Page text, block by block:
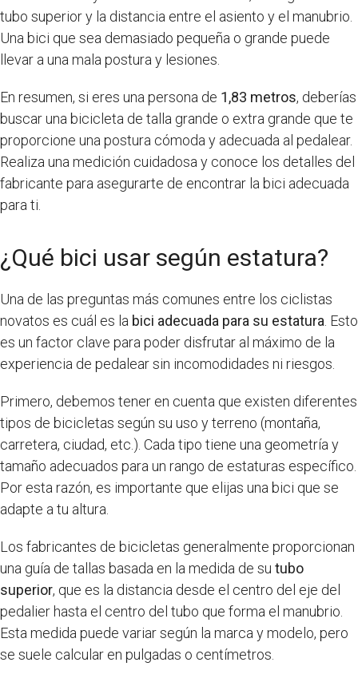
tubo superior y la distancia entre el asiento y el manubrio.
Una bici que sea demasiado pequeña o grande puede
llevar a una mala postura y lesiones.
En resumen, si eres una persona de 1,83 metros, deberías
buscar una bicicleta de talla grande o extra grande que te
proporcione una postura cómoda y adecuada al pedalear.
Realiza una medición cuidadosa y conoce los detalles del
fabricante para asegurarte de encontrar la bici adecuada
para ti.
¿Qué bici usar según estatura?
Una de las preguntas más comunes entre los ciclistas
novatos es cuál es la bici adecuada para su estatura . Esto
es un factor clave para poder disfrutar al máximo de la
experiencia de pedalear sin incomodidades ni riesgos.
Primero, debemos tener en cuenta que existen diferentes
tipos de bicicletas según su uso y terreno (montaña,
carretera, ciudad, etc.). Cada tipo tiene una geometría y
tamaño adecuados para un rango de estaturas específico.
Por esta razón, es importante que elijas una bici que se
adapte a tu altura.
Los fabricantes de bicicletas generalmente proporcionan
una guía de tallas basada en la medida de su tubo
superior, que es la distancia desde el centro del eje del
pedalier hasta el centro del tubo que forma el manubrio.
Esta medida puede variar según la marca y modelo, pero
se suele calcular en pulgadas o centímetros.